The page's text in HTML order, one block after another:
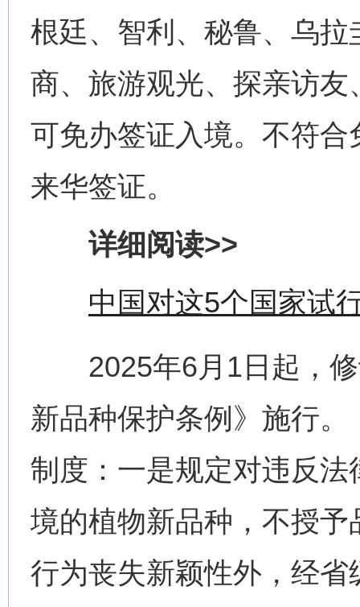
根廷、智利、秘鲁、乌
商、旅游观光、探亲访
可免办签证入境。不符
来华签证。
详细阅读>>
中国对这5个国家试
2025年6月1日起，修
新品种保护条例》施行
制度：一是规定对违反
境的植物新品种，不授
行为丧失新颖性外，经